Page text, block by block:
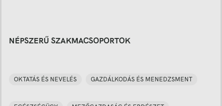
NÉPSZERŰ SZAKMACSOPORTOK
OKTATÁS ÉS NEVELÉS GAZDÁLKODÁS ÉS MENEDZSMENT